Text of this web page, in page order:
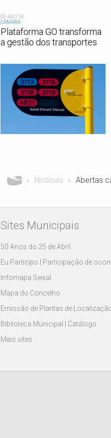
06 AGO '26
CÂMARA
Plataforma GO transforma
a gestão dos transportes
Notícias Abertas
Sites Municipais
50 Anos do 25 de Abril
Eu Participo | Participação de
Infomapa Seixal
Mapa do Concelho
Emissão de Plantas de
Biblioteca Municipal | Catálogo
Mais sites